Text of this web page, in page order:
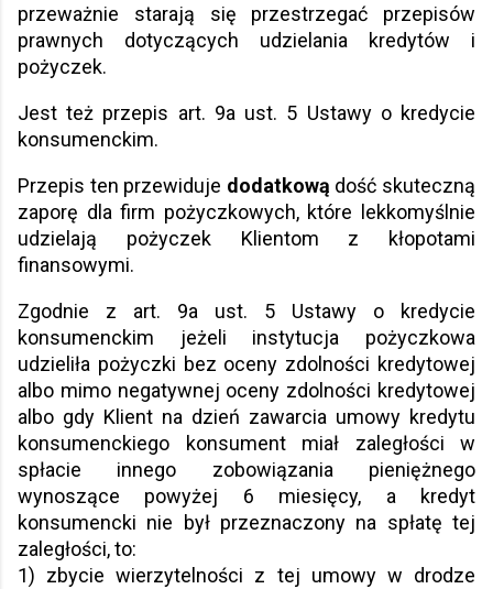
przeważnie starają się przestrzegać przepisów
prawnych dotyczących udzielania kredytów i
pożyczek.
Jest też przepis art. 9a ust. 5 Ustawy o kredycie
konsumenckim.
Przepis ten przewiduje dodatkową dość skuteczną
zaporę dla firm pożyczkowych, które lekkomyślnie
udzielają pożyczek Klientom z kłopotami
finansowymi.
Zgodnie z art. 9a ust. 5 Ustawy o kredycie
konsumenckim jeżeli instytucja pożyczkowa
udzieliła pożyczki bez oceny zdolności kredytowej
albo mimo negatywnej oceny zdolności kredytowej
albo gdy Klient na dzień zawarcia umowy kredytu
konsumenckiego konsument miał zaległości w
spłacie innego zobowiązania pieniężnego
wynoszące powyżej 6 miesięcy, a kredyt
konsumencki nie był przeznaczony na spłatę tej
zaległości, to:
1) zbycie wierzytelności z tej umowy w drodze